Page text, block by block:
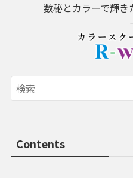
数秘とカラーで輝き
Contents